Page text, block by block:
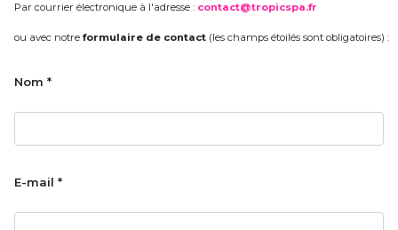
Par courrier électronique à l'adresse : contact@tropicspa.fr
ou avec notre formulaire de contact (les champs étoilés sont obligatoires) :
Nom *
E-mail *